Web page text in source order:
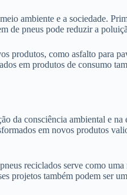
ambiente e a sociedade.
de pneus pode reduzir a
produtos, como asfalto para
em produtos de consumo
da consciência ambiental e
em novos produtos
reciclados serve como
projetos também podem ser